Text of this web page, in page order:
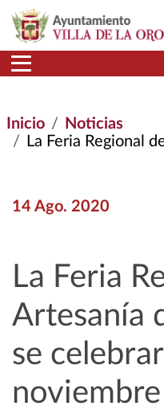
Pasar al contenido principal
Inicio
Noticias
La Feria Regional de Artesanía de
14 Ago. 2020
La Feria
Artesanía
se